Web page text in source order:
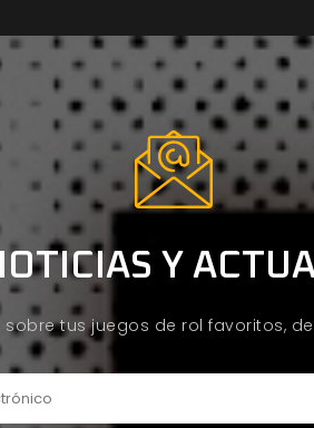
Y
tus juegos de rol favoritos,